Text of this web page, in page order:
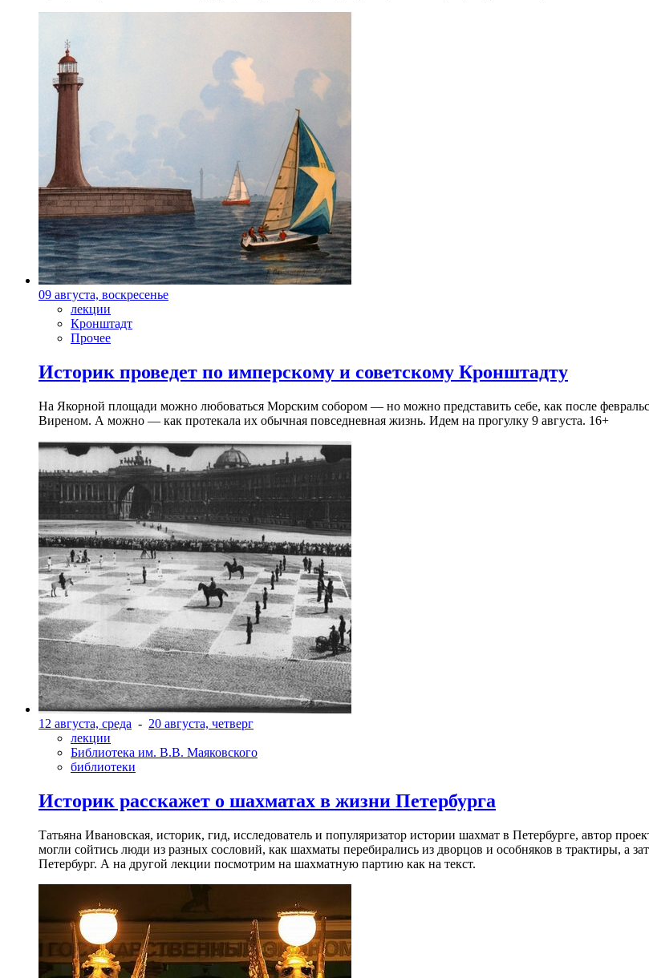
09 августа, воскресенье
лекции
Кронштадт
Прочее
Историк проведет по имперскому и советскому Кронштадту
На Якорной площади можно любоваться Морским собором — но можно представить себе, как после
Виреном. А можно — как протекала их обычная повседневная жизнь. Идем на прогулку 9 августа. 16+
12 августа, среда - 20 августа, четверг
лекции
Библиотека им. В.В. Маяковского
библиотеки
Историк расскажет о шахматах в жизни Петербурга
Татьяна Ивановская, историк, гид, исследователь и популяризатор истории шахмат в Петербурге, автор
могли сойтись люди из разных сословий, как шахматы перебирались из дворцов и особняков в трактиры, а
Петербург. А на другой лекции посмотрим на шахматную партию как на текст.